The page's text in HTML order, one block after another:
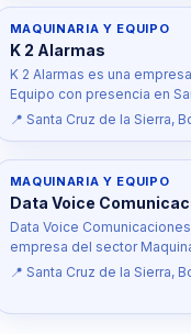
MAQUINARIA Y EQUIPO
K 2 Alarmas
K 2 Alarmas es una
Equipo con presencia en
📍 Santa Cruz de la Sierra,
MAQUINARIA Y EQUIPO
Data Voice
Data Voice
empresa del sector
📍 Santa Cruz de la Sierra,